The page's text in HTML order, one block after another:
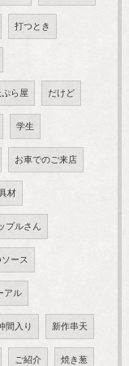
打つとき
ぷら屋 だけど
学生
お車でのご来店
材
プルさん
ース
アル
間入り 新作串天
ご紹介 焼き葱